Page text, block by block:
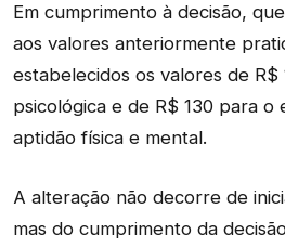
Em cumprimento à decisão,
aos valores anteriormente
estabelecidos os valores de R$
psicológica e de R$ 130 para o
aptidão física e mental.
A alteração não decorre de
mas do cumprimento da